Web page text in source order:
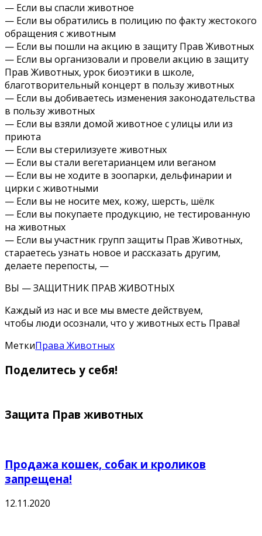
— Если вы спасли животное
— Если вы обратились в полицию по факту жестокого
обращения с животным
— Если вы пошли на акцию в защиту Прав Животных
— Если вы организовали и провели акцию в защиту
Прав Животных, урок биоэтики в школе,
благотворительный концерт в пользу животных
— Если вы добиваетесь изменения законодательства
в пользу животных
— Если вы взяли домой животное с улицы или из
приюта
— Если вы стерилизуете животных
— Если вы стали вегетарианцем или веганом
— Если вы не ходите в зоопарки, дельфинарии и
цирки с животными
— Если вы не носите мех, кожу, шерсть, шёлк
— Если вы покупаете продукцию, не тестированную
на животных
— Если вы участник групп защиты Прав Животных,
стараетесь узнать новое и рассказать другим,
делаете перепосты, —
ВЫ — ЗАЩИТНИК ПРАВ ЖИВОТНЫХ
Каждый из нас и все мы вместе действуем,
чтобы люди осознали, что у животных есть Права!
МеткиПрава Животных
Поделитесь у себя!
Защита Прав животных
Продажа кошек, собак и кроликов
запрещена!
12.11.2020